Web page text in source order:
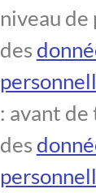
niveau
des
: avant
des